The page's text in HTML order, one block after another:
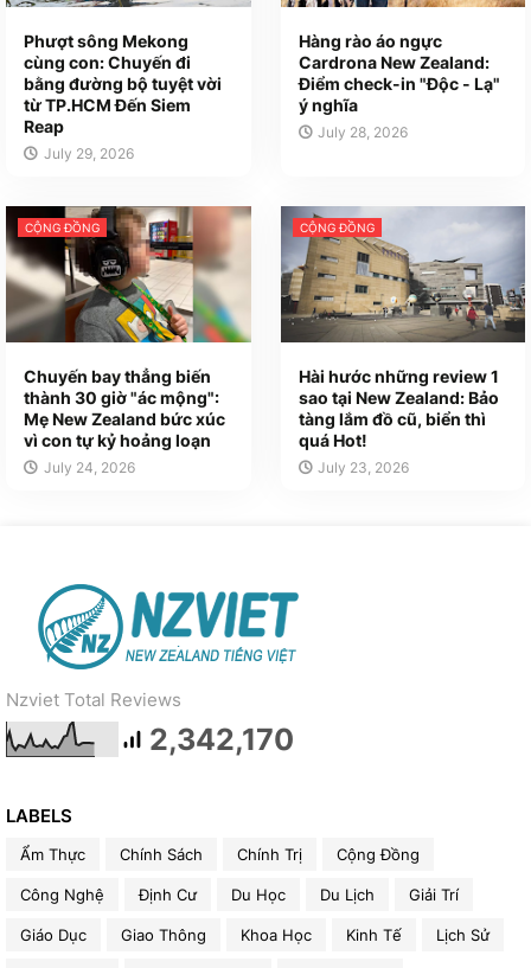
Phượt sông Mekong
cùng con: Chuyến đi
bằng đường bộ tuyệt vời
từ TP.HCM Đến Siem
Reap
July 29, 2026
Hàng rào áo ngực
Cardrona New Zealand:
Điểm check-in "Độc - Lạ"
ý nghĩa
July 28, 2026
CỘNG ĐỒNG
Chuyến bay thẳng biến
thành 30 giờ "ác mộng":
Mẹ New Zealand bức xúc
vì con tự kỷ hoảng loạn
July 24, 2026
CỘNG ĐỒNG
Hài hước những review 1
sao tại New Zealand: Bảo
tàng lắm đồ cũ, biển thì
quá Hot!
July 23, 2026
Nzviet Total Reviews
2,342,170
LABELS
Ẩm Thực Chính Sách Chính Trị Cộng Đồng
Công Nghệ Định Cư Du Học Du Lịch Giải Trí
Giáo Dục Giao Thông Khoa Học Kinh Tế Lịch Sử